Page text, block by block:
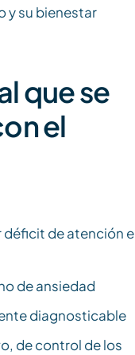
y su bienestar
que se
el
déficit de atención e
de ansiedad
diagnosticable
de control de los